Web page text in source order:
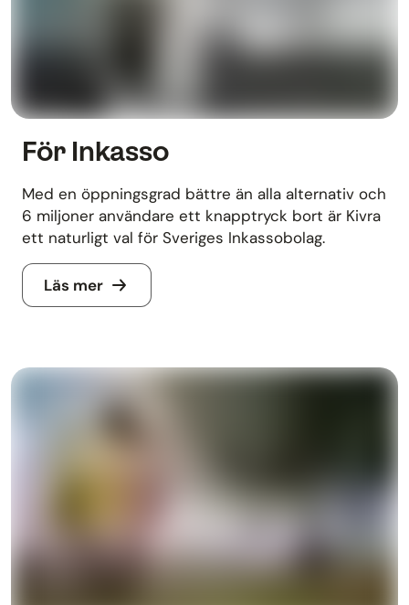
För Inkasso
Med en öppningsgrad bättre än alla alternativ och
6 miljoner användare ett knapptryck bort är Kivra
ett naturligt val för Sveriges Inkassobolag.
Läs mer